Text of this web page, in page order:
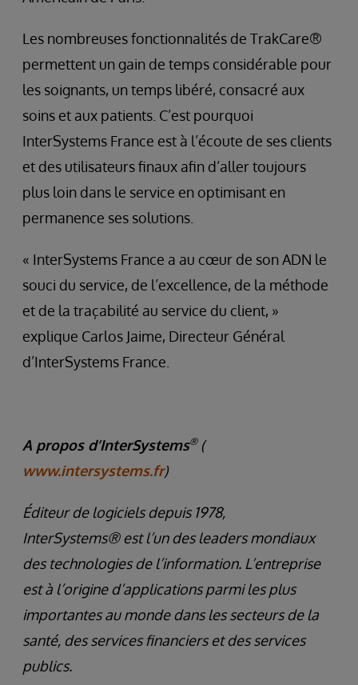
Les nombreuses fonctionnalités de TrakCare®
permettent un gain de temps considérable pour
les soignants, un temps libéré, consacré aux
soins et aux patients. C’est pourquoi
InterSystems France est à l’écoute de ses clients
et des utilisateurs finaux afin d’aller toujours
plus loin dans le service en optimisant en
permanence ses solutions.
« InterSystems France a au cœur de son ADN le
souci du service, de l’excellence, de la méthode
et de la traçabilité au service du client, »
explique Carlos Jaime, Directeur Général
d’InterSystems France.
A propos d’InterSystems®(
www.intersystems.fr)
Éditeur de logiciels depuis 1978,
InterSystems® est l’un des leaders mondiaux
des technologies de l’information. L’entreprise
est à l’origine d’applications parmi les plus
importantes au monde dans les secteurs de la
santé, des services financiers et des services
publics.